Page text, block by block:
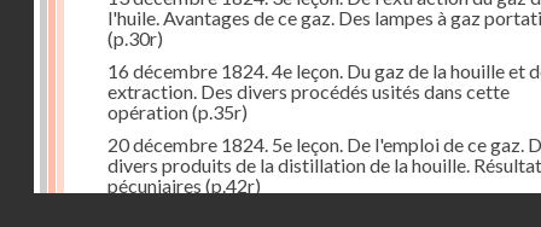
l'huile. Avantages de ce gaz. Des lampes à gaz
(p.30r)
16 décembre 1824. 4e leçon. Du gaz de la houille et
extraction. Des divers procédés usités dans cette
opération(p.35r)
20 décembre 1824. 5e leçon. De l'emploi de ce gaz.
divers produits de la distillation de la houille.
pécuniaires (p.42r)